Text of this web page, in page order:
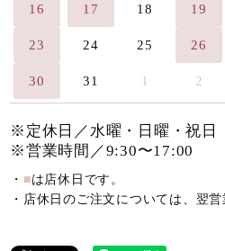
16 17 18 19
23 24 25 26
30 31 1 2
※定休日／水曜・日曜・祝日
※営業時間／9:30〜17:00
・ ■は店休日です。
・店休日のご注文については、翌